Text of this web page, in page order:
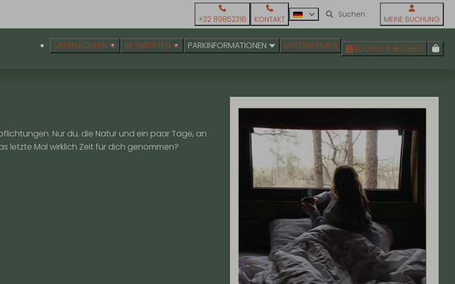
+32 89852316 KONTAKT MEINE BUCHUNG
ÜBERNACHTEN AKTIVITÄTEN PARKINFORMATIONEN UNTERNEHMEN SUCHEN & BUCHEN
Nur du, die Natur und ein paar Tage, an
letzte Mal wirklich Zeit für dich genommen?